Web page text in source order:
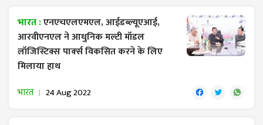
भारत :एनएचएलएमएल, आईडब्ल्यूएआई,
आरवीएनएल ने आधुनिक मल्टी मॉडल
लॉजिस्टिक्स पार्क्‍स विकसित करने के लिए
मिलाया हाथ
भारत 24 Aug 2022